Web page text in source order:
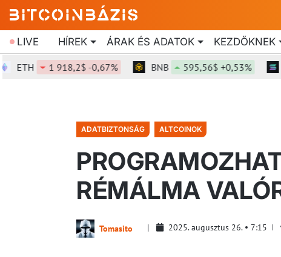
LIVE HÍREK ÁRAK ÉS ADATOK KEZDŐKNEK
1 918,2$ -0,67% BNB 595,56$ +0,53% SOL
ADATBIZTONSÁG ALTCOINOK
RÉMÁLMA
Tomasito 2025. augusztus 26. 7:15